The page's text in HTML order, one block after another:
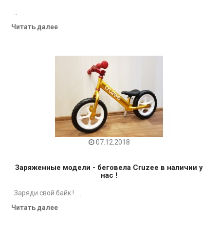
..
Читать далее
07.12.2018
Заряженные модели - беговела Cruzee в наличии у
нас !
Заряди свой байк ! ..
Читать далее